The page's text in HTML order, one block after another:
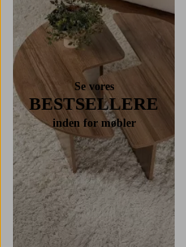
Se vores
BESTSELLERE
inden for møbler